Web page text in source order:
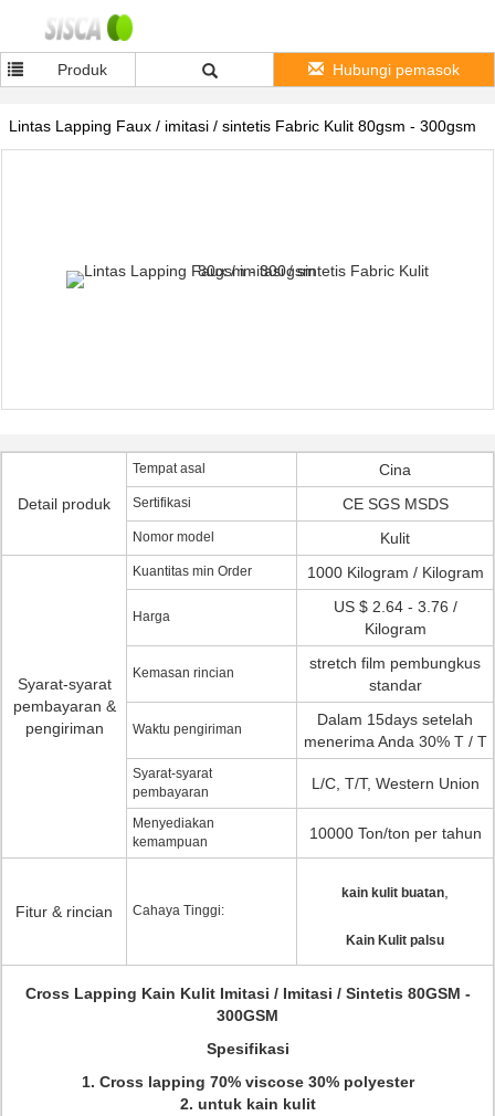
Produk Hubungi pemasok
Lintas Lapping Faux / imitasi / sintetis Fabric Kulit 80gsm - 300gsm
Detail produk
Tempat asal Cina
Sertifikasi CE SGS MSDS
Nomor model Kulit
Syarat-syarat
pembayaran &
pengiriman
Kuantitas min Order 1000 Kilogram / Kilogram
Harga
US $ 2.64 - 3.76 /
Kilogram
Kemasan rincian
stretch film pembungkus
standar
Waktu pengiriman
Dalam 15days setelah
menerima Anda 30% T / T
Syarat-syarat
pembayaran
L/C, T/T, Western Union
Menyediakan
kemampuan
10000 Ton/ton per tahun
Fitur & rincian Cahaya Tinggi:
kain kulit buatan
Kain Kulit palsu
Cross Lapping Kain Kulit Imitasi / Imitasi / Sintetis 80GSM -
300GSM
Spesifikasi
1. Cross lapping 70% viscose 30% polyester
2. untuk kain kulit